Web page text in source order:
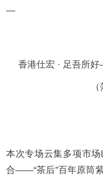
—
香港仕宏 · 足吾所
本次专场云集多项市场
合——“茶后”百年原筒